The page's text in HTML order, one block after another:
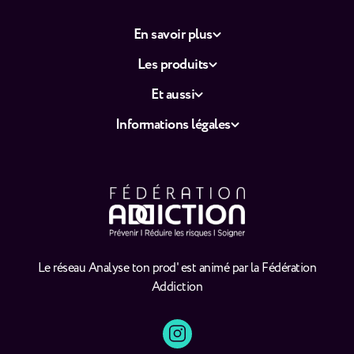
Le réseau Analyse ton prod' est animé par la Fédération
Addiction
En savoir plus
Les produits
Et aussi
Informations légales